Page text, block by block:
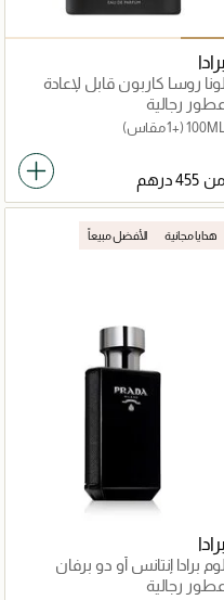
برادا
لونا روسا كاربون قابل لإعادة
التعبئة
عطور رجالية
(+1 مقاس)
من
هدايا مجانية الأفضل مبيعاً
برادا
لوم برادا إنتانس أو دو برفان
عطور رجالية